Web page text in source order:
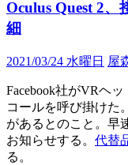
時
ド
オ
ン
詳
細
Oculus Quest 2
細
2021/03/24 水曜日 屋
Facebook社がVRヘ
コールを呼び掛けた
があるとのこと。早
お知らせする。 代替
る。